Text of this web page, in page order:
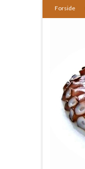
Forside